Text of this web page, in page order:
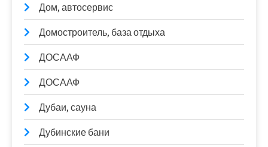
Дом, автосервис
Домостроитель, база отдыха
ДОСААФ
ДОСААФ
Дубаи, сауна
Дубинские бани